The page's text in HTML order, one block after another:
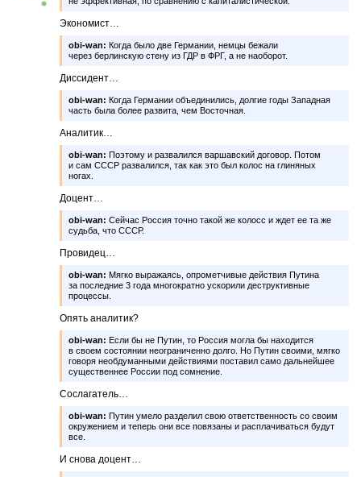
Экономист…
obi-wan: Когда было две Германии, немцы бежали
через берлинскую стену из ГДР в ФРГ, а не наоборот.
Диссидент…
obi-wan: Когда Германии объединились, долгие годы Западная
часть была более развита, чем Восточная.
Аналитик…
obi-wan: Поэтому и развалился варшавский договор. Потом
и сам СССР развалился, так как это был колос на глиняных
ногах.
Доцент…
obi-wan: Сейчас Россия точно такой же колосс и ждет ее та же
судьба, что СССР.
Провидец…
obi-wan: Мягко выражаясь, опрометчивые действия Путина
за последние 3 года многократно ускорили деструктивные
процессы.
Опять аналитик?
obi-wan: Если бы не Путин, то Россия могла бы находится
в своем состоянии неограниченно долго. Но Путин своими, мягко
говоря необдуманными действиями поставил само дальнейшее
существеннее России под сомнение.
Сослагатель…
obi-wan: Путин умело разделил свою ответственность со своим
окружением и теперь они все повязаны и расплачиваться будут
все.
И снова доцент…